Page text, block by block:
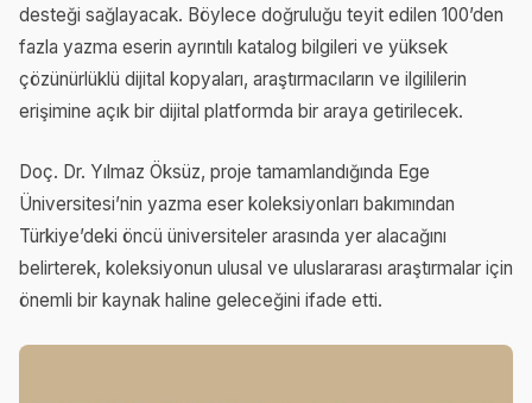
desteği sağlayacak. Böylece doğruluğu teyit edilen 100’den
fazla yazma eserin ayrıntılı katalog bilgileri ve yüksek
çözünürlüklü dijital kopyaları, araştırmacıların ve ilgililerin
erişimine açık bir dijital platformda bir araya getirilecek.
Doç. Dr. Yılmaz Öksüz, proje tamamlandığında Ege
Üniversitesi’nin yazma eser koleksiyonları bakımından
Türkiye’deki öncü üniversiteler arasında yer alacağını
belirterek, koleksiyonun ulusal ve uluslararası araştırmalar için
önemli bir kaynak haline geleceğini ifade etti.